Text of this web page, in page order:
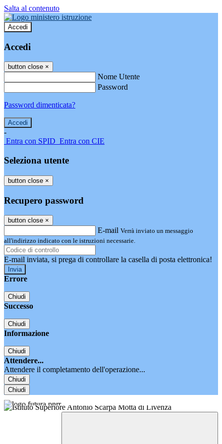
Salta al contenuto
Accedi
Accedi
button close ×
Nome Utente
Password
Password dimenticata?
-
Entra con SPID Entra con CIE
Seleziona utente
button close ×
Recupero password
button close ×
E-mail Verrà inviato un messaggio
all'indirizzo indicato con le istruzioni necessarie.
E-mail inviata, si prega di controllare la casella di posta elettronica!
Errore
Chiudi
Successo
Chiudi
Informazione
Chiudi
Attendere...
Attendere il completamento dell'operazione...
Chiudi
Chiudi